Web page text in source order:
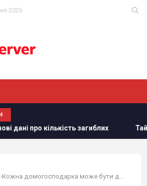
2026
загиблих Тайвань показав під
›